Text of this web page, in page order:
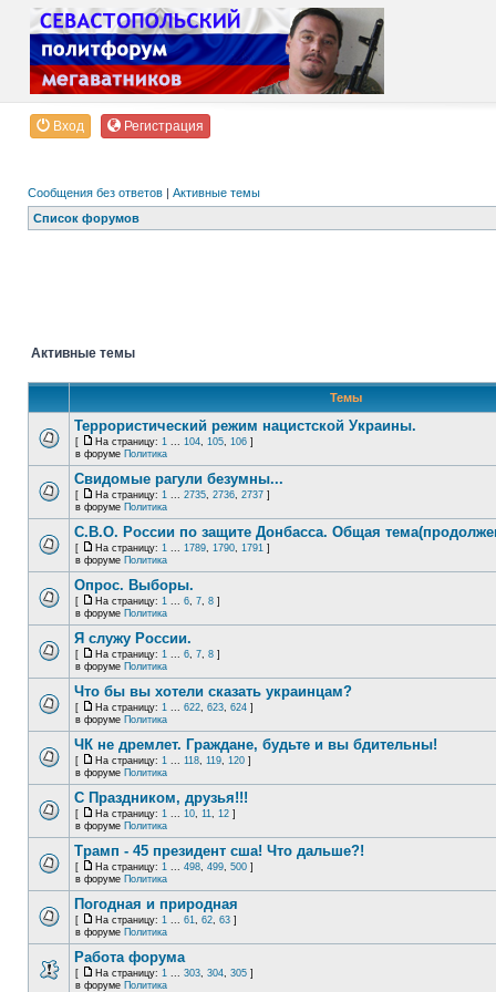
Вход Регистрация
Сообщения без ответов | Активные темы
Список форумов
Активные темы
Темы
Террористический режим нацистской Украины.
[ На страницу: 1 ... 104, 105, 106 ]
в форуме Политика
Свидомые рагули безумны...
[ На страницу: 1 ... 2735, 2736, 2737 ]
в форуме Политика
С.В.О. России по защите Донбасса. Общая
[ На страницу: 1 ... 1789, 1790, 1791 ]
в форуме Политика
Опрос. Выборы.
[ На страницу: 1 ... 6, 7, 8 ]
в форуме Политика
Я служу России.
[ На страницу: 1 ... 6, 7, 8 ]
в форуме Политика
Что бы вы хотели сказать украинцам?
[ На страницу: 1 ... 622, 623, 624 ]
в форуме Политика
ЧК не дремлет. Граждане, будьте и вы бдительны!
[ На страницу: 1 ... 118, 119, 120 ]
в форуме Политика
С Праздником, друзья!!!
[ На страницу: 1 ... 10, 11, 12 ]
в форуме Политика
Трамп - 45 президент сша! Что дальше?!
[ На страницу: 1 ... 498, 499, 500 ]
в форуме Политика
Погодная и природная
[ На страницу: 1 ... 61, 62, 63 ]
в форуме Политика
Работа форума
[ На страницу: 1 ... 303, 304, 305 ]
в форуме Политика